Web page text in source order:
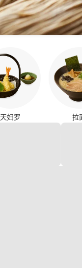
天妇罗 拉